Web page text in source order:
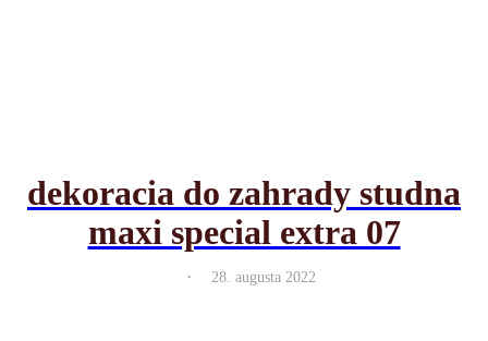
dekoracia do zahrady studna
maxi special extra 07
. 28. augusta 2022